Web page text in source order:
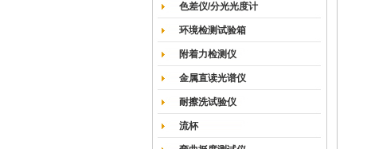
色差仪/分光光度计
环境检测试验箱
附着力检测仪
金属直读光谱仪
耐擦洗试验仪
流杯